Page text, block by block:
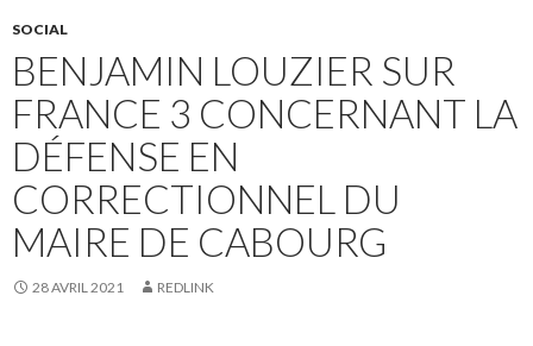
SOCIAL
BENJAMIN LOUZIER SUR
FRANCE 3 CONCERNANT LA
DÉFENSE EN
CORRECTIONNEL DU
MAIRE DE CABOURG
28 AVRIL 2021 REDLINK